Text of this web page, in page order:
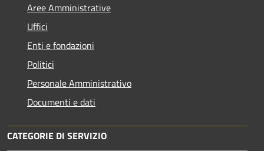
Aree Amministrative
Uffici
Enti e fondazioni
Politici
Personale Amministrativo
Documenti e dati
CATEGORIE DI SERVIZIO